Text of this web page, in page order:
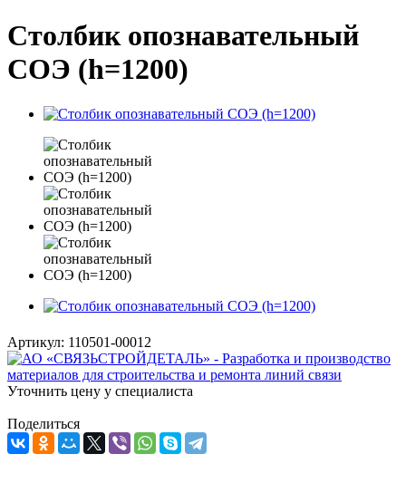
Столбик опознавательный
СОЭ (h=1200)
Артикул: 110501-00012
Уточнить цену у специалиста
Поделиться